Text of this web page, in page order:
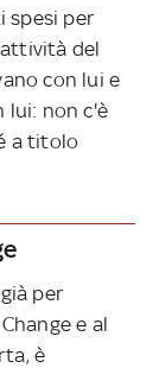
spesi per
del
con lui e
lui: non c'è
a titolo
per
e al
è